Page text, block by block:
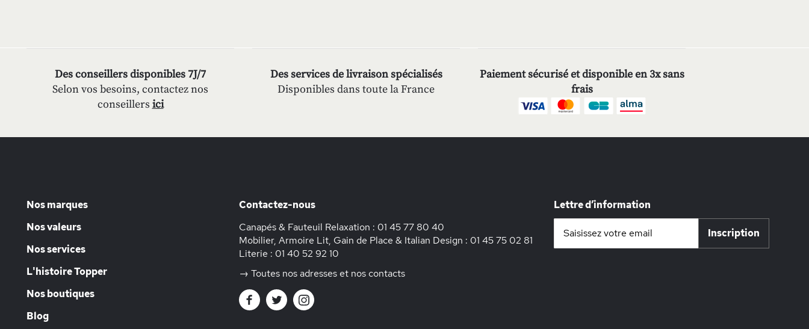
Des conseillers disponibles 7J/7
Selon vos besoins, contactez nos
conseillers ici
Des services de livraison spécialisés
Disponibles dans toute la France
Paiement sécurisé et disponible en 3x sans
frais
Nos marques
Nos valeurs
Nos services
L'histoire Topper
Nos boutiques
Blog
Contactez-nous
Canapés & Fauteuil Relaxation : 01 45 77 80 40
Mobilier, Armoire Lit, Gain de Place & Italian Design : 01 45 75 02 81
Literie : 01 40 52 92 10
→ Toutes nos adresses et nos contacts
Lettre d’information
notre
Inscription